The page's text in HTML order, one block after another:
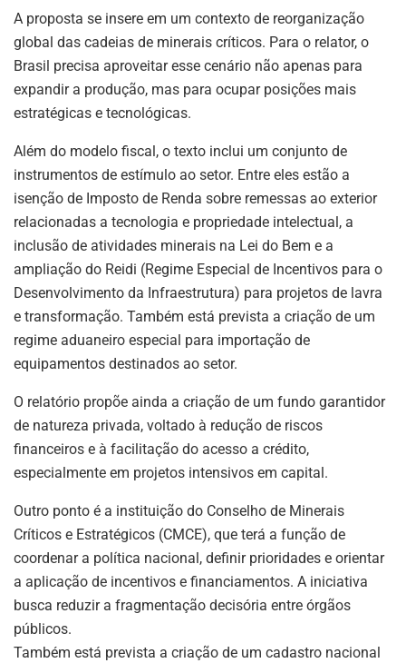
A proposta se insere em um contexto de reorganização
global das cadeias de minerais críticos. Para o relator, o
Brasil precisa aproveitar esse cenário não apenas para
expandir a produção, mas para ocupar posições mais
estratégicas e tecnológicas.
Além do modelo fiscal, o texto inclui um conjunto de
instrumentos de estímulo ao setor. Entre eles estão a
isenção de Imposto de Renda sobre remessas ao exterior
relacionadas a tecnologia e propriedade intelectual, a
inclusão de atividades minerais na Lei do Bem e a
ampliação do Reidi (Regime Especial de Incentivos para o
Desenvolvimento da Infraestrutura) para projetos de lavra
e transformação. Também está prevista a criação de um
regime aduaneiro especial para importação de
equipamentos destinados ao setor.
O relatório propõe ainda a criação de um fundo garantidor
de natureza privada, voltado à redução de riscos
financeiros e à facilitação do acesso a crédito,
especialmente em projetos intensivos em capital.
Outro ponto é a instituição do Conselho de Minerais
Críticos e Estratégicos (CMCE), que terá a função de
coordenar a política nacional, definir prioridades e orientar
a aplicação de incentivos e financiamentos. A iniciativa
busca reduzir a fragmentação decisória entre órgãos
públicos.
Também está prevista a criação de um cadastro nacional
ASSINE NOSSA
NEWSLETTER
notíciase inovações do setor mineral